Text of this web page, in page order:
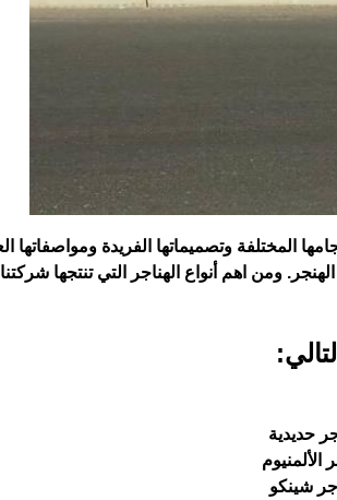
المختلفة وتصميماتها الفريدة ومواصفاتها
ومن اهم أنواع الهناجر التي تنتجها
التالي:
حديدية
الألمنيوم
شينكو